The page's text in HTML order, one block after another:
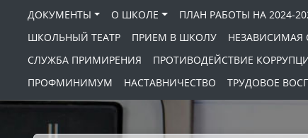
ДОКУМЕНТЫ
О ШКОЛЕ ПЛАН РАБОТЫ НА 2024-
ШКОЛЬНЫЙ ТЕАТР
ПРИЕМ В ШКОЛУ НЕЗАВИСИМАЯ
СЛУЖБА ПРИМИРЕНИЯ
ПРОТИВОДЕЙСТВИЕ
ПРОФМИНИМУМ
НАСТАВНИЧЕСТВО ТРУДОВОЕ